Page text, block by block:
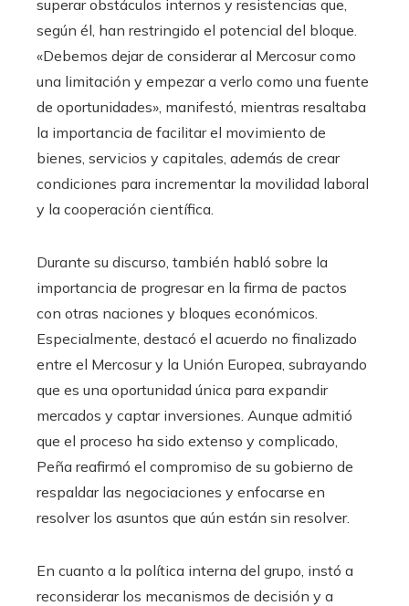
superar obstáculos internos y resistencias que,
según él, han restringido el potencial del bloque.
«Debemos dejar de considerar al Mercosur como
una limitación y empezar a verlo como una fuente
de oportunidades», manifestó, mientras resaltaba
la importancia de facilitar el movimiento de
bienes, servicios y capitales, además de crear
condiciones para incrementar la movilidad laboral
y la cooperación científica.
Durante su discurso, también habló sobre la
importancia de progresar en la firma de pactos
con otras naciones y bloques económicos.
Especialmente, destacó el acuerdo no finalizado
entre el Mercosur y la Unión Europea, subrayando
que es una oportunidad única para expandir
mercados y captar inversiones. Aunque admitió
que el proceso ha sido extenso y complicado,
Peña reafirmó el compromiso de su gobierno de
respaldar las negociaciones y enfocarse en
resolver los asuntos que aún están sin resolver.
En cuanto a la política interna del grupo, instó a
reconsiderar los mecanismos de decisión y a